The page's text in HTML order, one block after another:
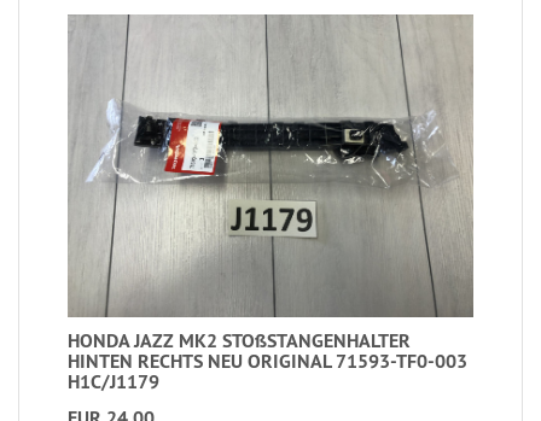
HONDA JAZZ MK2 STOßSTANGENHALTER
HINTEN RECHTS NEU ORIGINAL 71593-TF0-003
H1C/J1179